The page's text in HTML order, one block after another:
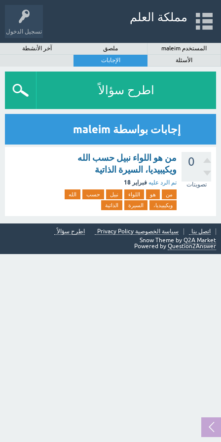
تسجيل الدخول
مملكة العلم
المستخدم maleim ملصق
آخر الأنشطة
الأسئلة
الإجابات
اطرح سؤالاً
إجابات بواسطة maleim
0
تصويتات
من هو اللواء نبيل حسب الله
ويكيبيديا، السيرة الذاتية
تم الرد عليه فبراير 18
من هو اللواء نبيل حسب
الله
ويكيبيديا،
السيرة الذاتية
اتصل بنا سياسة الخصوصية Privacy Policy
اطرح سؤالاً
Snow Theme by Q2A Market
Powered by Question2Answer